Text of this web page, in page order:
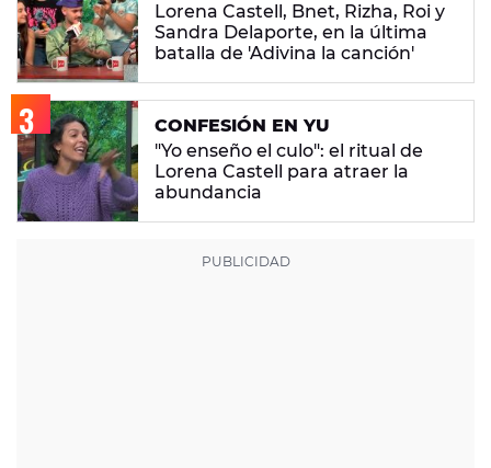
Lorena Castell, Bnet, Rizha, Roi y
Sandra Delaporte, en la última
batalla de 'Adivina la canción'
CONFESIÓN EN YU
"Yo enseño el culo": el ritual de
Lorena Castell para atraer la
abundancia